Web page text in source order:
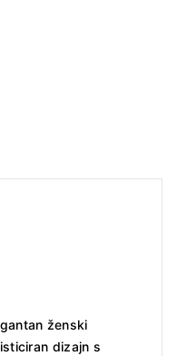
ženski
dizajn s